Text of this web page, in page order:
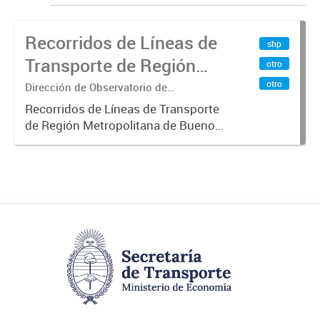
Recorridos de Líneas de
Transporte de Región
Metropolitana de
Buenos Aires (RMBA)
Dirección de Observatorio de
Transporte, Estudio y Sistemas
Recorridos de Líneas de Transporte
de Región Metropolitana de Buenos
Aires (RMBA).-
shp
otro
otro